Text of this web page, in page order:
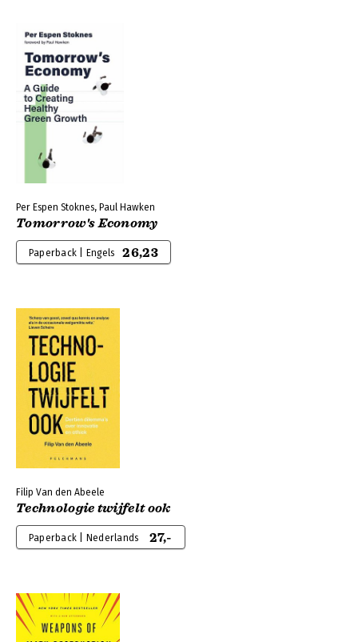
Per Espen Stoknes, Paul Hawken
Tomorrow's Economy
Paperback | Engels 26,23
Filip Van den Abeele
Technologie twijfelt ook
Paperback | Nederlands 27,-